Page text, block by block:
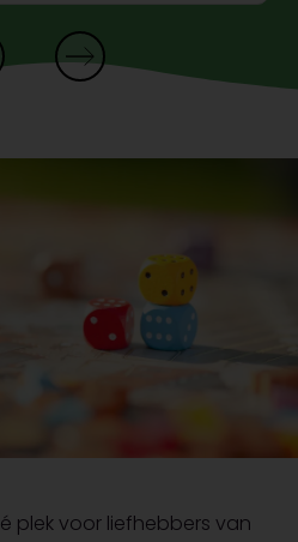
plek voor liefhebbers van